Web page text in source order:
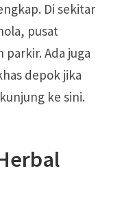
Di sekitar
pusat
Ada juga
depok jika
ke sini.